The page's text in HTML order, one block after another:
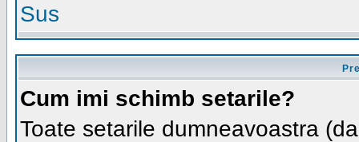
Sus
Cum imi schimb setarile?
Toate setarile dumneavoastra